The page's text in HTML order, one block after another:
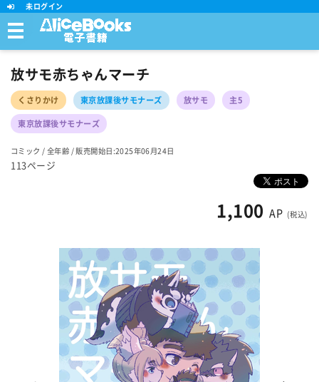
未ログイン
放サモ赤ちゃんマーチ
くさりかけ 東京放課後サモナーズ 放サモ 主5
東京放課後サモナーズ
コミック / 全年齢 / 販売開始日:2025年06月24日
113ページ
1,100 AP (税込)